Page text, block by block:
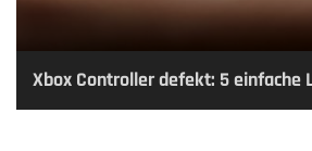
Xbox Controller defekt: 5 einfache